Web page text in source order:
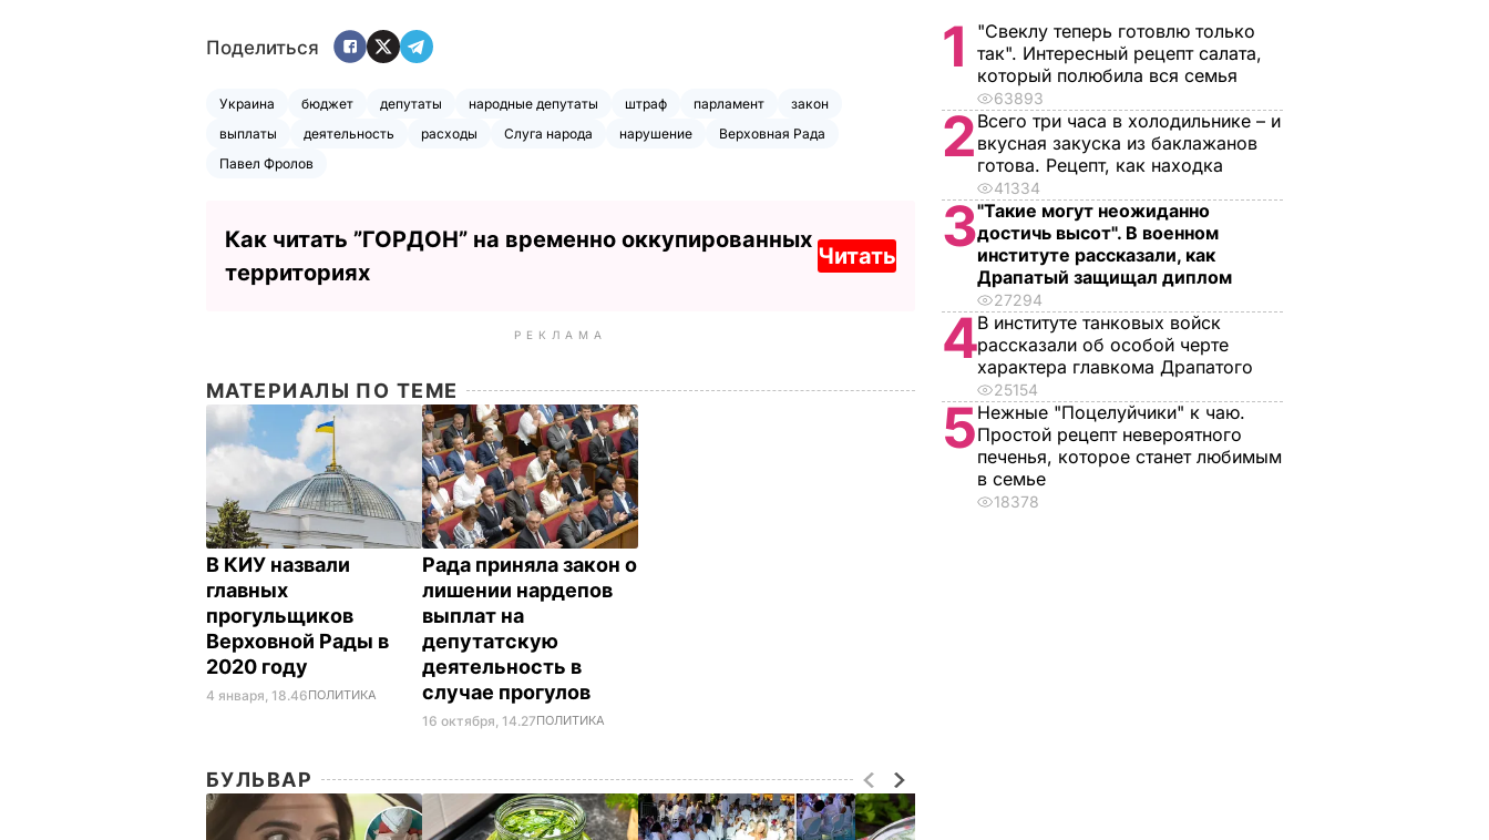
Поделиться
Украина бюджет депутаты народные депутаты штраф парламент
закон
выплаты
деятельность расходы Слуга народа нарушение
Верховная Рада
Павел Фролов
Как читать ”ГОРДОН” на временно оккупированных
территориях
Читать
РЕКЛАМА
МАТЕРИАЛЫ ПО ТЕМЕ
В КИУ назвали
главных
прогульщиков
Верховной Рады в
2020 году
4 января, 18.46ПОЛИТИКА
Рада приняла закон о
лишении нардепов
выплат на
депутатскую
деятельность в
случае прогулов
16 октября, 14.27ПОЛИТИКА
БУЛЬВАР
1
"Свеклу теперь готовлю только
так". Интересный рецепт салата,
который полюбила вся семья
63893
2 Всего три часа в холодильнике – и
вкусная закуска из баклажанов
готова. Рецепт, как находка
41334
3"Такие могут неожиданно
достичь высот". В военном
институте рассказали, как
Драпатый защищал диплом
27294
4В институте танковых войск
рассказали об особой черте
характера главкома Драпатого
25154
5Нежные "Поцелуйчики" к чаю.
Простой рецепт невероятного
печенья, которое станет любимым
в семье
18378